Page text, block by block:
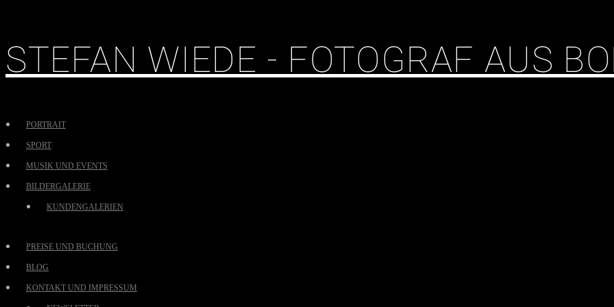
STEFAN WIEDE - FOTOGRAF AUS
PORTRAIT
SPORT
MUSIK UND EVENTS
BILDERGALERIE
KUNDENGALERIEN
PREISE UND BUCHUNG
BLOG
KONTAKT UND IMPRESSUM